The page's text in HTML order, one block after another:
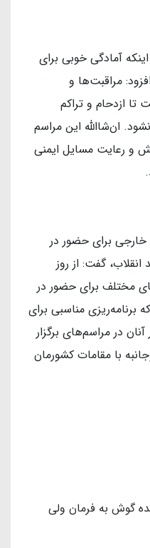
آمادگی خوبی برای
مراقبت‌ها و
ازدحام و تراکم
ان‌شاالله این مراسم
و رعایت مسایل ایمنی
خارجی برای حضور در
گفت: از روز
مختلف برای حضور در
برنامه‌ریزی مناسبی برای
در مراسم‌های برگزار
با مقامات کشورمان
گوش به فرمان ولی